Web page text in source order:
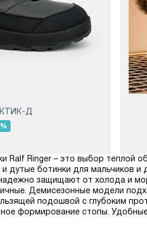
Д
Ralf Ringer – это выбор теплой
дутые ботинки для мальчиков и
защищают от холода и
Демисезонные модели
подошвой с глубоким
формирование стопы.